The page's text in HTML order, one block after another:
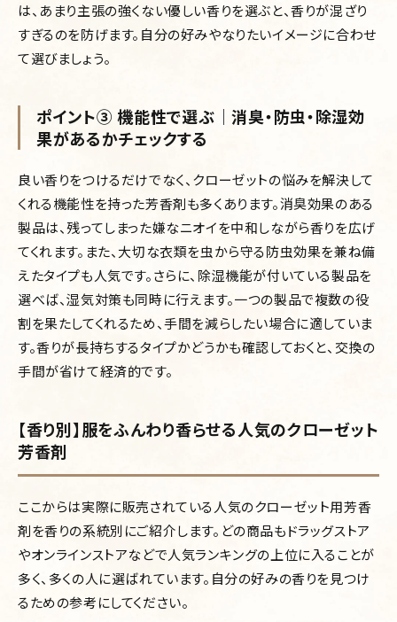
は、あまり主張の強くない優しい香りを選ぶと、香りが混ざり
すぎるのを防げます。自分の好みやなりたいイメージに合わせ
て選びましょう。
ポイント③ 機能性で選ぶ｜消臭・防虫・除湿効
果があるかチェックする
良い香りをつけるだけでなく、クローゼットの悩みを解決して
くれる機能性を持った芳香剤も多くあります。消臭効果のある
製品は、残ってしまった嫌なニオイを中和しながら香りを広げ
てくれます。また、大切な衣類を虫から守る防虫効果を兼ね備
えたタイプも人気です。さらに、除湿機能が付いている製品を
選べば、湿気対策も同時に行えます。一つの製品で複数の役
割を果たしてくれるため、手間を減らしたい場合に適していま
す。香りが長持ちするタイプかどうかも確認しておくと、交換の
手間が省けて経済的です。
【香り別】服をふんわり香らせる人気のクローゼット
芳香剤
ここからは実際に販売されている人気のクローゼット用芳香
剤を香りの系統別にご紹介します。どの商品もドラッグストア
やオンラインストアなどで人気ランキングの上位に入ることが
多く、多くの人に選ばれています。自分の好みの香りを見つけ
るための参考にしてください。